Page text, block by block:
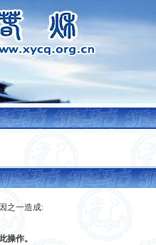
之一造成:
操作。